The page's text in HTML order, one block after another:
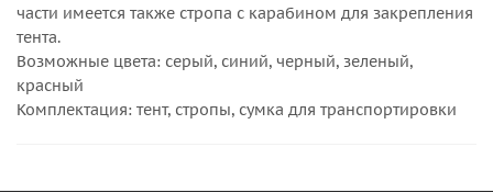
части имеется также стропа с карабином для закрепления
тента.
Возможные цвета: серый, синий, черный, зеленый,
красный
Комплектация: тент, стропы, сумка для транспортировки